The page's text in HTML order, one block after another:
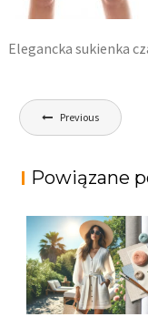
Elegancka sukienka
Nawigacja
wpisu
Previous
Powiązane
JAK STYLOWO
PRZETRWAĆ